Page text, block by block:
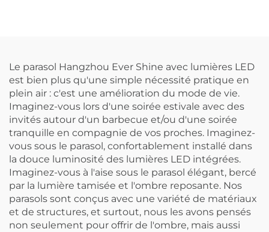
Le parasol Hangzhou Ever Shine avec lumières LED
est bien plus qu'une simple nécessité pratique en
plein air : c'est une amélioration du mode de vie.
Imaginez-vous lors d'une soirée estivale avec des
invités autour d'un barbecue et/ou d'une soirée
tranquille en compagnie de vos proches. Imaginez-
vous sous le parasol, confortablement installé dans
la douce luminosité des lumières LED intégrées.
Imaginez-vous à l'aise sous le parasol élégant, bercé
par la lumière tamisée et l'ombre reposante. Nos
parasols sont conçus avec une variété de matériaux
et de structures, et surtout, nous les avons pensés
non seulement pour offrir de l'ombre, mais aussi